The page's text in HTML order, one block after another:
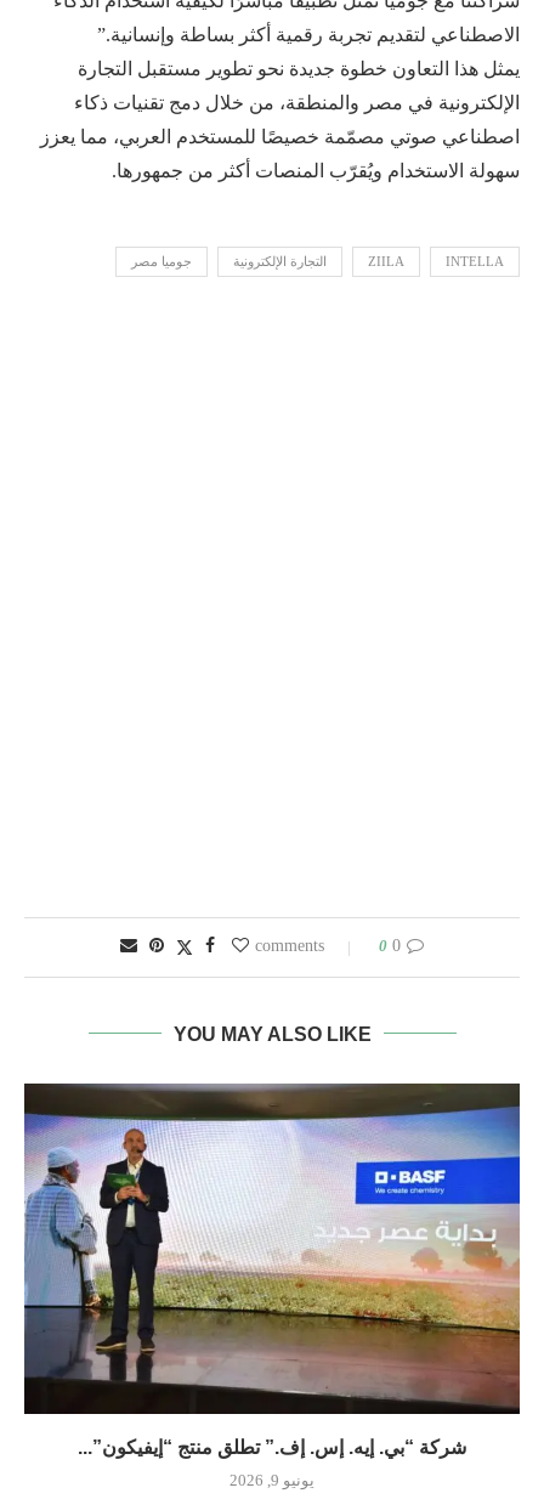
الاصطناعي لتقديم تجربة رقمية أكثر بساطة وإنسانية.”
يمثل هذا التعاون خطوة جديدة نحو تطوير مستقبل التجارة
الإلكترونية في مصر والمنطقة، من خلال دمج تقنيات ذكاء
اصطناعي صوتي مصمّمة خصيصًا للمستخدم العربي، مما يعزز
سهولة الاستخدام ويُقرّب المنصات أكثر من جمهورها.
INTELLA
ZIILA التجارة الإلكترونية جوميا مصر
0 comments
0
YOU MAY ALSO LIKE
شركة “بي. إيه. إس. إف.” تطلق منتج “إيفيكون”...
يونيو 9, 2026